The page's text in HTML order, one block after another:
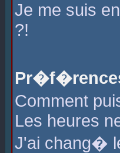
Je me suis
?!
Comment
Les heures
J'ai chang�